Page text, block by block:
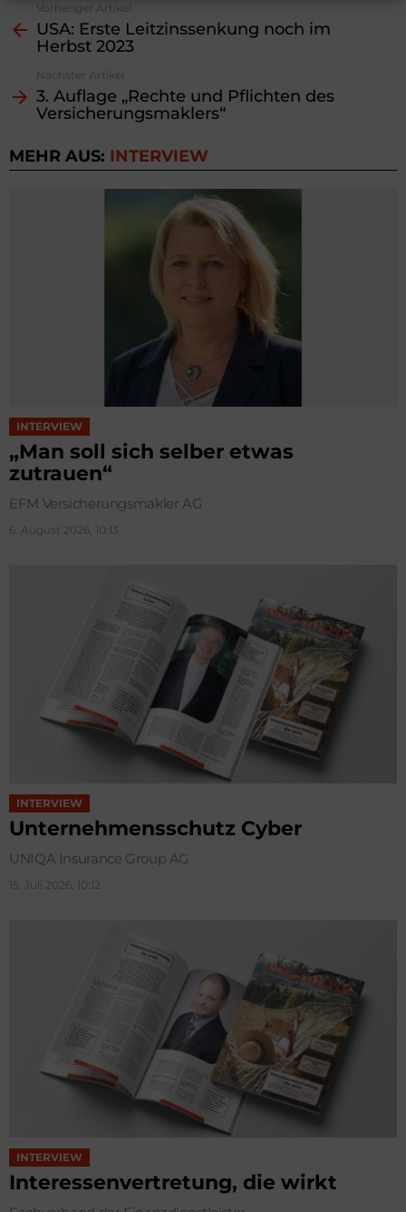
more
Vorheriger Artikel
USA: Erste Leitzinssenkung noch im
Herbst 2023
Nächster Artikel
3. Auflage „Rechte und Pflichten des
Versicherungsmaklers“
MEHR AUS: INTERVIEW
INTERVIEW
„Man soll sich selber etwas
zutrauen“
EFM Versicherungsmakler AG
6. August 2026, 10:13
INTERVIEW
Unternehmensschutz Cyber
UNIQA Insurance Group AG
15. Juli 2026, 10:12
INTERVIEW
Interessenvertretung, die wirkt